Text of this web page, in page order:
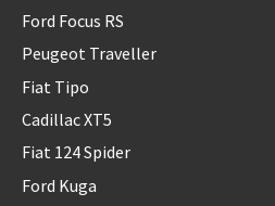
Ford Focus RS
Peugeot Traveller
Fiat Tipo
Cadillac XT5
Fiat 124 Spider
Ford Kuga